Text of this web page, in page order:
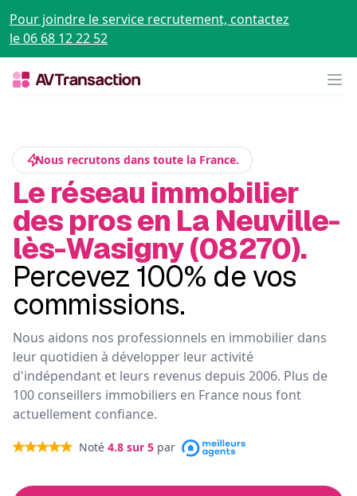
Pour joindre le service recrutement, contactez
le 06 68 12 22 52
Nous recrutons dans toute la France.
Le réseau immobilier
des pros en La Neuville-
lès-Wasigny (08270).
Percevez 100% de vos
commissions.
Nous aidons nos professionnels en immobilier dans
leur quotidien à développer leur activité
d'indépendant et leurs revenus depuis 2006. Plus de
100 conseillers immobiliers en France nous font
actuellement confiance.
Noté 4.8 sur 5 par